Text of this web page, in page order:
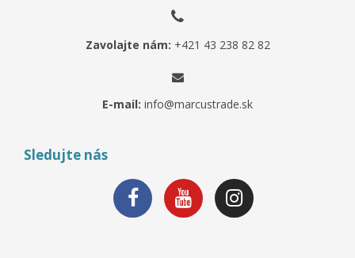
Zavolajte nám: +421 43 238 82 82
E-mail: info@marcustrade.sk
Sledujte nás